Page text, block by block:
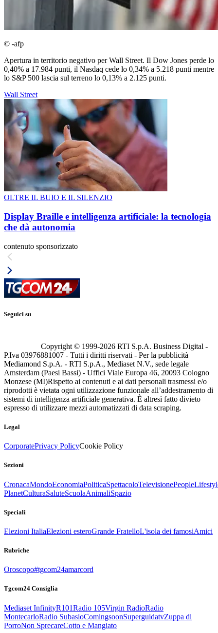
© -afp
Apertura in territorio negativo per Wall Street. Il Dow Jones perde lo
0,40% a 17.984 punti, il Nasdaq cede lo 0,34% a 5.218 punti mentre
lo S&P 500 lascia sul terreno lo 0,13% a 2.125 punti.
Wall Street
OLTRE IL BUIO E IL SILENZIO
Display Braille e intelligenza artificiale: la tecnologia
che dà autonomia
contenuto sponsorizzato
Seguici su
Copyright © 1999-2026 RTI S.p.A. Business Digital -
P.Iva 03976881007 - Tutti i diritti riservati - Per la pubblicità
Mediamond S.p.A. - RTI S.p.A., Mediaset N.V., sede legale
Amsterdam (Paesi Bassi) - Uffici Viale Europa 46, 20093 Cologno
Monzese (MI)Rispetto ai contenuti e ai dati personali trasmessi e/o
riprodotti è vietata ogni utilizzazione funzionale all’addestramento di
sistemi di intelligenza artificiale generativa. È altresì fatto divieto
espresso di utilizzare mezzi automatizzati di data scraping.
Legal
CorporatePrivacy PolicyCookie Policy
Sezioni
CronacaMondoEconomiaPoliticaSpettacoloTelevisionePeople
PlanetCulturaSaluteScuolaAnimaliSpazio
Speciali
Elezioni ItaliaElezioni esteroGrande FratelloL'isola dei famosiAmici
Rubriche
Oroscopo#tgcom24amarcord
Tgcom24 Consiglia
Mediaset InfinityR101Radio 105Virgin RadioRadio
MontecarloRadio SubasioComingsoonSuperguidatvZuppa di
PorroNon SprecareCotto e Mangiato